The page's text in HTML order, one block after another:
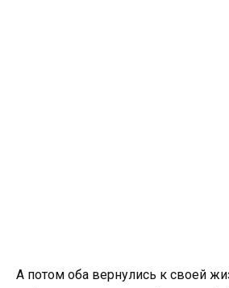
А потом оба вернулись к своей